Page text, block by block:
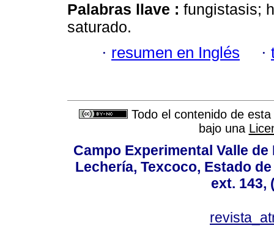
Palabras llave : fungistasis;
saturado.
· resumen en Inglés ·
Todo el contenido de
bajo una
Campo Experimental Valle
Lechería, Texcoco, Estado
ext. 143,